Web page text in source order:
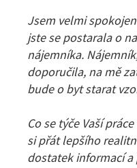
Jsem velmi
jste se postarala o
nájemníka.
doporučila, na mě
bude o byt starat
Co se týče Vaší
si přát lepšího
dostatek informací